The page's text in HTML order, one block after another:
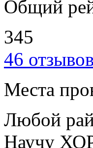
Общий
345
46 отзывов
Места
Любой
Научу